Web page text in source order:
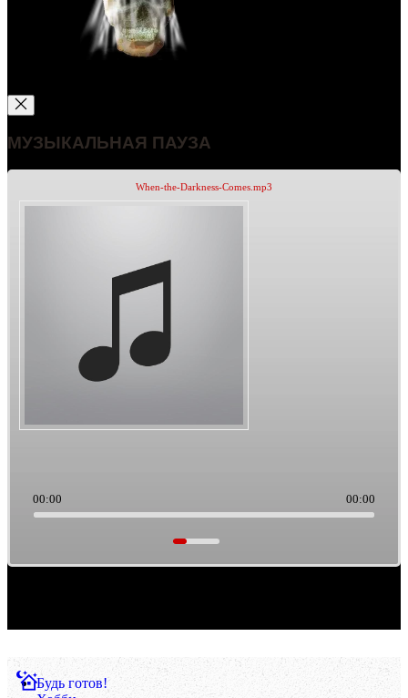
МУЗЫКАЛЬНАЯ ПАУЗА
When-the-Darkness-Comes.mp3
00:00 00:00
Будь готов!